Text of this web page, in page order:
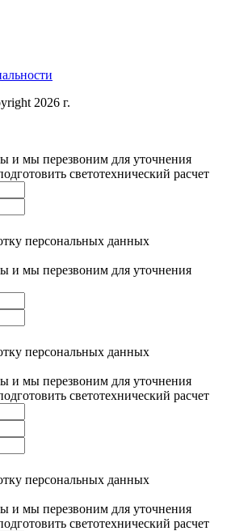
2026 г.
и мы перезвоним для уточнения
светотехнический расчет
персональных данных
и мы перезвоним для уточнения
персональных данных
и мы перезвоним для уточнения
светотехнический расчет
персональных данных
и мы перезвоним для уточнения
светотехнический расчет